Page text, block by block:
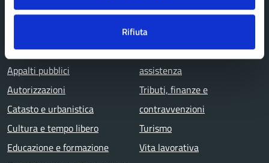
Rifiuta
Agricoltura e pesca
Anagrafe e stato civile
Appalti pubblici
Autorizzazioni
Catasto e urbanistica
Cultura e tempo libero
Educazione e formazione
Imprese e commercio
Mobilità e trasporti
Salute, benessere e
assistenza
Tributi, finanze e
contravvenzioni
Turismo
Vita lavorativa